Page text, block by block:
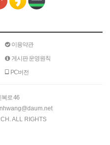
이용약관
게시판 운영원칙
PC버전
복로 46
ALL RIGHTS